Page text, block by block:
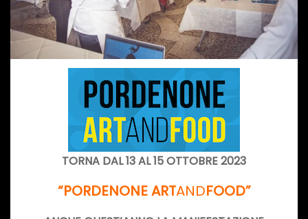
TORNA DAL 13 AL 15 OTTOBRE 2023
“PORDENONE ARTANDFOOD”